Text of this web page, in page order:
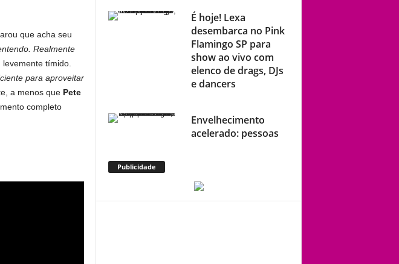
que acha seu
Realmente
tímido.
para aproveitar
a menos que Pete
completo
É hoje! Lexa
desembarca no Pink
Flamingo SP para
show ao vivo com
elenco de drags, DJs
e dancers
Envelhecimento
acelerado: pessoas
real, aponta relatório
internacional
Publicidade